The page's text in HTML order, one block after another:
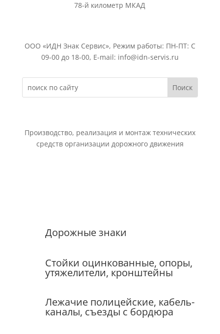
78-й километр МКАД
ООО «ИДН Знак Сервис», Режим работы: ПН-ПТ: С
09-00 до 18-00, E-mail: info@idn-servis.ru
Производство, реализация и монтаж технических
средств организации дорожного движения
Дорожные знаки
Стойки оцинкованные, опоры,
утяжелители, кронштейны
Лежачие полицейские, кабель-
каналы, съезды с бордюра